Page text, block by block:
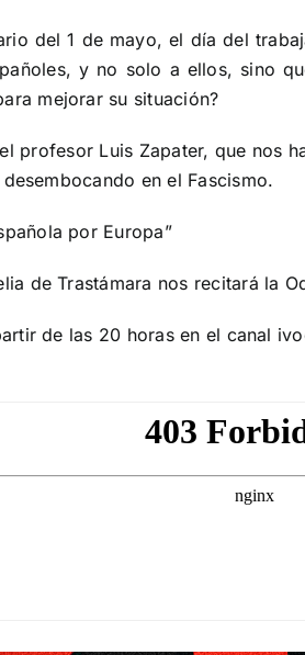
del 1 de mayo, el día del
y no solo a ellos, sino
mejorar su situación?
profesor Luis Zapater, que nos
en el Fascismo.
por Europa”
de Trastámara nos recitará la
de las 20 horas en el canal